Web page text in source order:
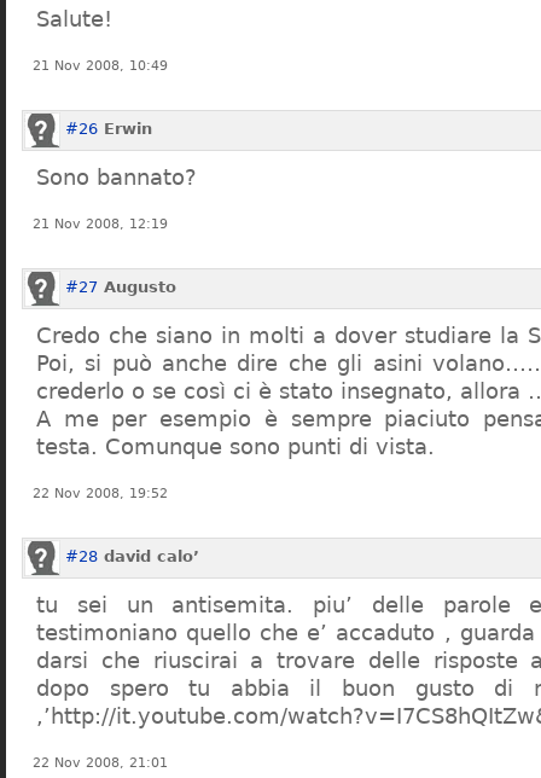
Salute!
21 Nov 2008, 10:49
#26 Erwin
Sono bannato?
21 Nov 2008, 12:19
#27 Augusto
Credo che siano in molti a dover studiare la
Poi, si può anche dire che gli asini
crederlo o se così ci è stato insegnato,
A me per esempio è sempre piaciuto
testa. Comunque sono punti di vista.
22 Nov 2008, 19:52
#28 david calo’
tu sei un antisemita. piu’ delle parole
testimoniano quello che e’ accaduto , guarda
darsi che riuscirai a trovare delle risposte
dopo spero tu abbia il buon gusto di
,’http://it.youtube.com/
22 Nov 2008, 21:01